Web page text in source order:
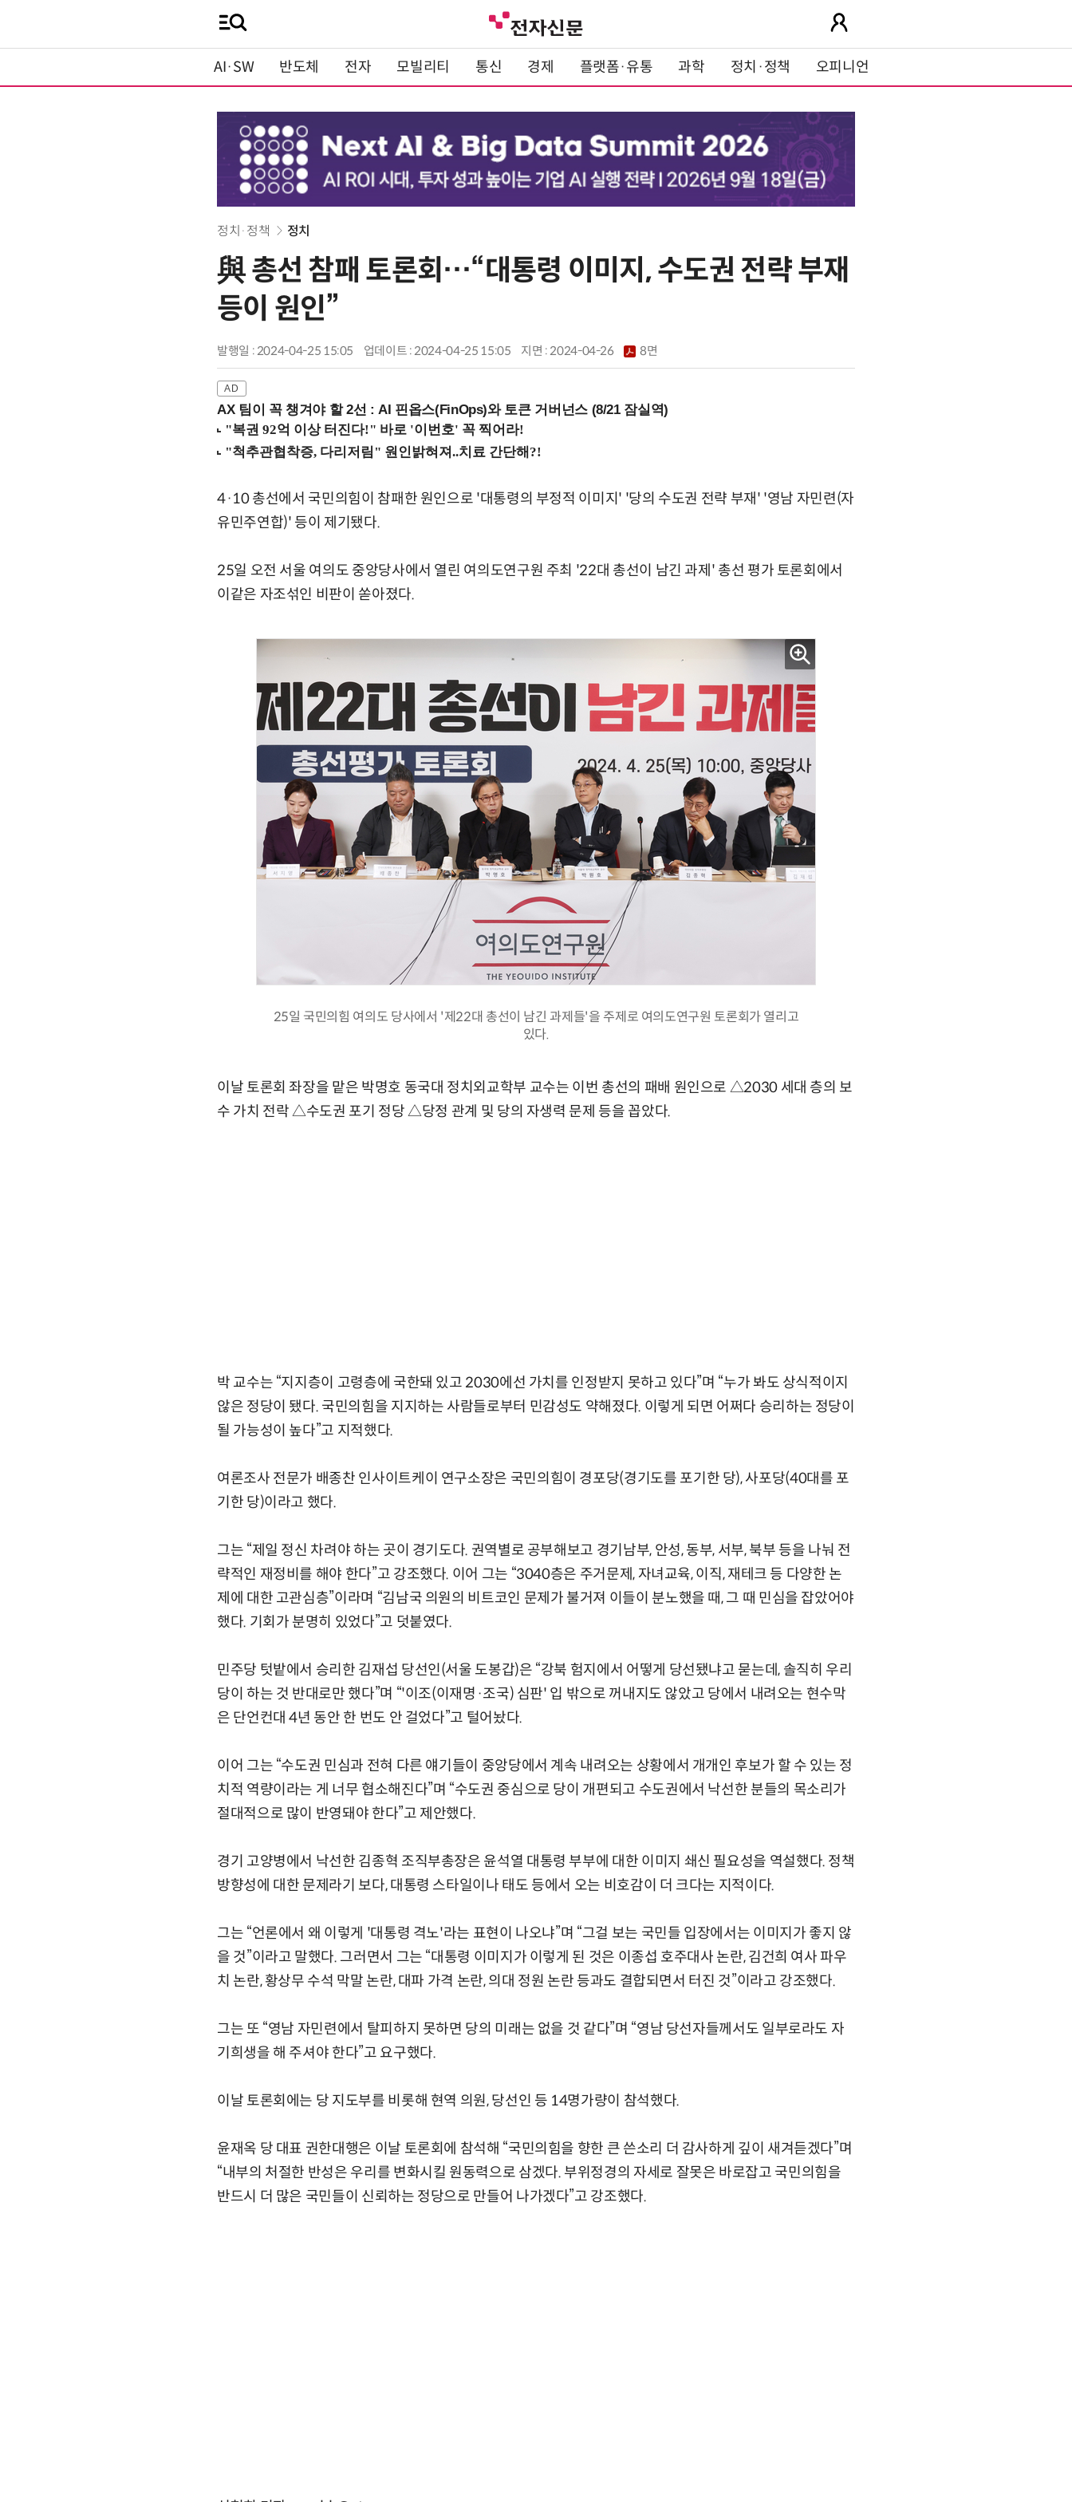
AI·SW 반도체 전자 모빌리티 통신 경제 플랫폼·유통 과학 정치·정책 오피니언
정치·정책 정치
與 총선 참패 토론회…“대통령 이미지, 수도권 전략 부재
등이 원인”
발행일 : 2024-04-25 15:05 업데이트 : 2024-04-25 15:05 지면 :2024-04-26 8면
AX 팀이 꼭 챙겨야 할 2선 : AI 핀옵스(FinOps)와 토큰 거버넌스 (8/21 잠실역)
4·10 총선에서 국민의힘이 참패한 원인으로 '대통령의 부정적 이미지' '당의 수도권 전략 부재' '영남 자민련(자
유민주연합)' 등이 제기됐다.
25일 오전 서울 여의도 중앙당사에서 열린 여의도연구원 주최 '22대 총선이 남긴 과제' 총선 평가 토론회에서
이같은 자조섞인 비판이 쏟아졌다.
25일 국민의힘 여의도 당사에서 '제22대 총선이 남긴 과제들'을 주제로 여의도연구원 토론회가 열리고
있다.
이날 토론회 좌장을 맡은 박명호 동국대 정치외교학부 교수는 이번 총선의 패배 원인으로 △2030 세대 층의 보
수 가치 전락 △수도권 포기 정당 △당정 관계 및 당의 자생력 문제 등을 꼽았다.
박 교수는 “지지층이 고령층에 국한돼 있고 2030에선 가치를 인정받지 못하고 있다”며 “누가 봐도 상식적이지
않은 정당이 됐다. 국민의힘을 지지하는 사람들로부터 민감성도 약해졌다. 이렇게 되면 어쩌다 승리하는 정당이
될 가능성이 높다”고 지적했다.
여론조사 전문가 배종찬 인사이트케이 연구소장은 국민의힘이 경포당(경기도를 포기한 당), 사포당(40대를 포
기한 당)이라고 했다.
그는 “제일 정신 차려야 하는 곳이 경기도다. 권역별로 공부해보고 경기남부, 안성, 동부, 서부, 북부 등을 나눠 전
략적인 재정비를 해야 한다”고 강조했다. 이어 그는 “3040층은 주거문제, 자녀교육, 이직, 재테크 등 다양한 논
제에 대한 고관심층”이라며 “김남국 의원의 비트코인 문제가 불거져 이들이 분노했을 때, 그 때 민심을 잡았어야
했다. 기회가 분명히 있었다”고 덧붙였다.
민주당 텃밭에서 승리한 김재섭 당선인(서울 도봉갑)은 “강북 험지에서 어떻게 당선됐냐고 묻는데, 솔직히 우리
당이 하는 것 반대로만 했다”며 “'이조(이재명·조국) 심판' 입 밖으로 꺼내지도 않았고 당에서 내려오는 현수막
은 단언컨대 4년 동안 한 번도 안 걸었다”고 털어놨다.
이어 그는 “수도권 민심과 전혀 다른 얘기들이 중앙당에서 계속 내려오는 상황에서 개개인 후보가 할 수 있는 정
치적 역량이라는 게 너무 협소해진다”며 “수도권 중심으로 당이 개편되고 수도권에서 낙선한 분들의 목소리가
절대적으로 많이 반영돼야 한다”고 제안했다.
경기 고양병에서 낙선한 김종혁 조직부총장은 윤석열 대통령 부부에 대한 이미지 쇄신 필요성을 역설했다. 정책
방향성에 대한 문제라기 보다, 대통령 스타일이나 태도 등에서 오는 비호감이 더 크다는 지적이다.
그는 “언론에서 왜 이렇게 '대통령 격노'라는 표현이 나오냐”며 “그걸 보는 국민들 입장에서는 이미지가 좋지 않
을 것”이라고 말했다. 그러면서 그는 “대통령 이미지가 이렇게 된 것은 이종섭 호주대사 논란, 김건희 여사 파우
치 논란, 황상무 수석 막말 논란, 대파 가격 논란, 의대 정원 논란 등과도 결합되면서 터진 것”이라고 강조했다.
그는 또 “영남 자민련에서 탈피하지 못하면 당의 미래는 없을 것 같다”며 “영남 당선자들께서도 일부로라도 자
기희생을 해 주셔야 한다”고 요구했다.
이날 토론회에는 당 지도부를 비롯해 현역 의원, 당선인 등 14명가량이 참석했다.
윤재옥 당 대표 권한대행은 이날 토론회에 참석해 “국민의힘을 향한 큰 쓴소리 더 감사하게 깊이 새겨듣겠다”며
“내부의 처절한 반성은 우리를 변화시킬 원동력으로 삼겠다. 부위정경의 자세로 잘못은 바로잡고 국민의힘을
반드시 더 많은 국민들이 신뢰하는 정당으로 만들어 나가겠다”고 강조했다.